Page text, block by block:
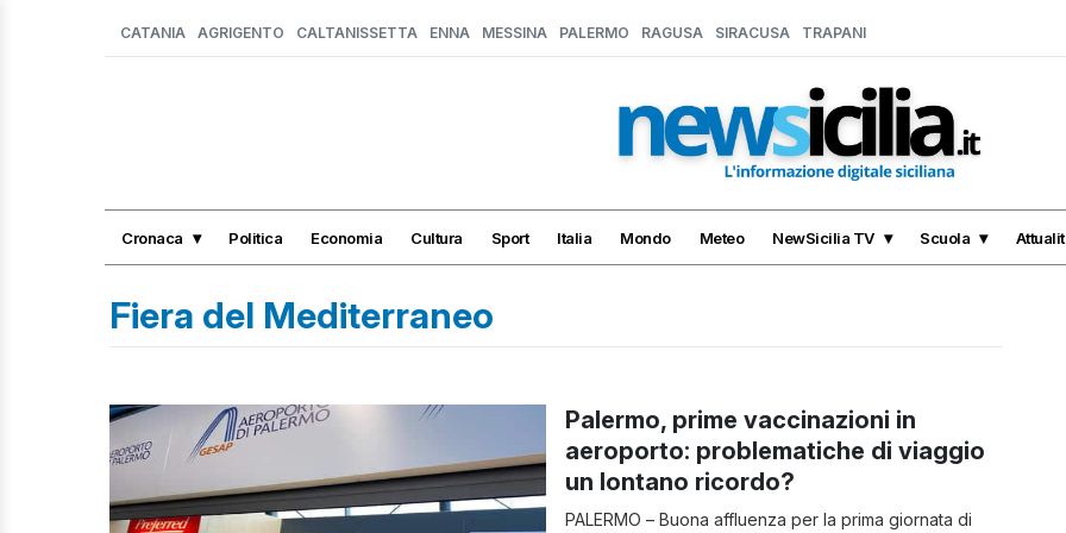
CATANIA AGRIGENTO CALTANISSETTA ENNA MESSINA PALERMO RAGUSA SIRACUSA TRAPANI
Cronaca Politica Economia Cultura Sport Italia Mondo Meteo NewSicilia TV Scuola
Fiera del Mediterraneo
Palermo, prime vaccinazioni in
aeroporto: problematiche di viaggio
un lontano ricordo?
PALERMO – Buona affluenza per la prima giornata di